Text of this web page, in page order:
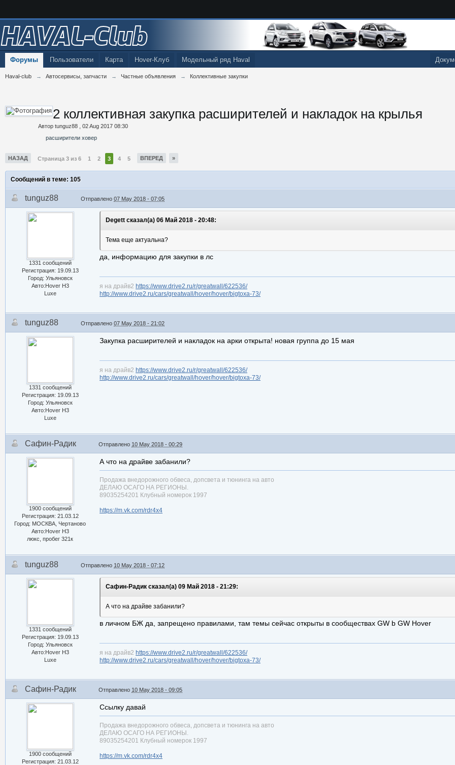
HAVAL-Club
Карта Hover-Клуб Модельный ряд Haval
Форумы Пользователи
Haval-club → Автосервисы, запчасти → Частные объявления → Коллективные закупки
2 коллективная закупка расширителей и накладок на крылья
Автор tunguz88
02 Aug 2017 08:30
расширители ховер
НАЗАД Страница 3 из 6 1 2 3 4 5 ВПЕРЕД »
Сообщений в теме: 105
tunguz88 Отправлено 07 May 2018 - 07:05
1331 сообщений
Регистрация: 19.09.13
Город: Ульяновск
Авто:Hover H3
Luxe
Degett сказал(а) 06 Май 2018 - 20:48:
Тема еще актуальна?
да, информацию для закупки в лс
я на драйв2 https://www.drive2.ru/r/greatwall/622536/
http://www.drive2.ru/cars/greatwall/hover/hover/bigtoxa-73/
tunguz88 Отправлено 07 May 2018 - 21:02
1331 сообщений
Регистрация: 19.09.13
Город: Ульяновск
Авто:Hover H3
Luxe
Закупка расширителей и накладок на арки открыта! новая группа до 15 мая
я на драйв2 https://www.drive2.ru/r/greatwall/622536/
http://www.drive2.ru/cars/greatwall/hover/hover/bigtoxa-73/
Сафин-Радик Отправлено 10 May 2018 - 00:29
1900 сообщений
Регистрация: 21.03.12
Город: МОСКВА, Чертаново
Авто:Hover H3
люкс, пробег 321к
А что на драйве забанили?
Продажа внедорожного обвеса, допсвета и тюнинга на авто
ДЕЛАЮ ОСАГО НА РЕГИОНЫ.
89035254201 Клубный номерок 1997
https://m.vk.com/rdr4x4
tunguz88 Отправлено 10 May 2018 - 07:12
1331 сообщений
Регистрация: 19.09.13
Город: Ульяновск
Авто:Hover H3
Luxe
Сафин-Радик сказал(а) 09 Май 2018 - 21:29:
А что на драйве забанили?
в личном БЖ да, запрещено правилами, там темы сейчас открыты в сообществах GW b GW Hover
я на драйв2 https://www.drive2.ru/r/greatwall/622536/
http://www.drive2.ru/cars/greatwall/hover/hover/bigtoxa-73/
Сафин-Радик Отправлено 10 May 2018 - 09:05
1900 сообщений
Регистрация: 21.03.12
Ссылку давай
Продажа внедорожного обвеса, допсвета и тюнинга на авто
ДЕЛАЮ ОСАГО НА РЕГИОНЫ.
89035254201 Клубный номерок 1997
https://m.vk.com/rdr4x4